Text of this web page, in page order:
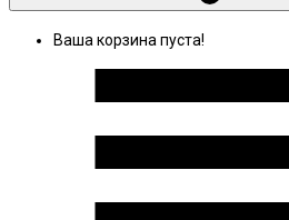
Ваша корзина пуста!